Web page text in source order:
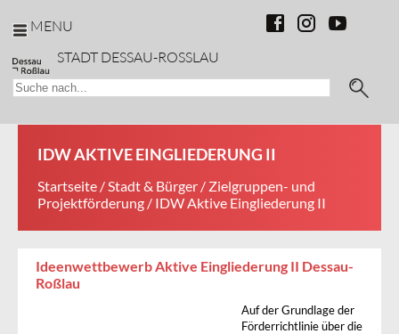
MENU
STADT DESSAU-ROSSLAU
IDW AKTIVE EINGLIEDERUNG II
Startseite /Stadt & Bürger / Zielgruppen- und
Projektförderung / IDW Aktive Eingliederung II
Ideenwettbewerb Aktive Eingliederung II Dessau-
Roßlau
Auf der Grundlage der
Förderrichtlinie über die